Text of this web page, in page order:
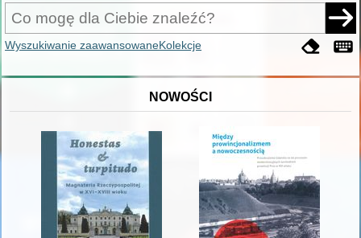
Wyszukiwanie zaawansowaneKolekcje
NOWOŚCI